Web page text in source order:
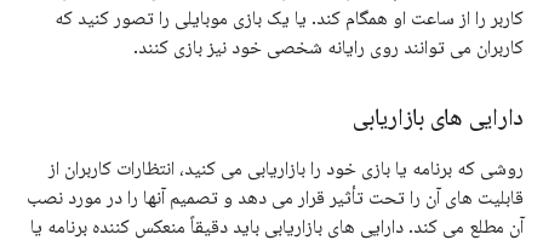
کاربر را از ساعت او همگام کند. یا یک بازی موبایلی را تصور کنید که
کاربران می توانند روی رایانه شخصی خود نیز بازی کنند.
دارایی های بازاریابی
روشی که برنامه یا بازی خود را بازاریابی می کنید، انتظارات کاربران از
قابلیت های آن را تحت تأثیر قرار می دهد و تصمیم آنها را در مورد نصب
آن مطلع می کند. دارایی های بازاریابی باید دقیقاً منعکس کننده برنامه یا